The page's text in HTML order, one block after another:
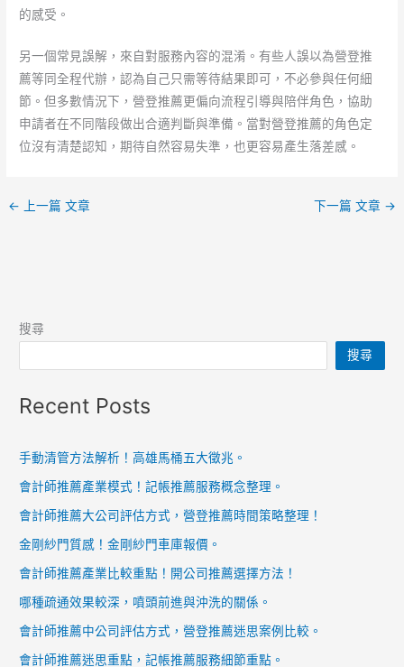
的感受。
另一個常見誤解，來自對服務內容的混淆。有些人誤以為營登推
薦等同全程代辦，認為自己只需等待結果即可，不必參與任何細
節。但多數情況下，營登推薦更偏向流程引導與陪伴角色，協助
申請者在不同階段做出合適判斷與準備。當對營登推薦的角色定
位沒有清楚認知，期待自然容易失準，也更容易產生落差感。
← 上一篇 文章 下一篇 文章 →
搜尋
搜尋
Recent Posts
手動清管方法解析！高雄馬桶五大徵兆。
會計師推薦產業模式！記帳推薦服務概念整理。
會計師推薦大公司評估方式，營登推薦時間策略整理！
金剛紗門質感！金剛紗門車庫報價。
會計師推薦產業比較重點！開公司推薦選擇方法！
哪種疏通效果較深，噴頭前進與沖洗的關係。
會計師推薦中公司評估方式，營登推薦迷思案例比較。
會計師推薦迷思重點，記帳推薦服務細節重點。